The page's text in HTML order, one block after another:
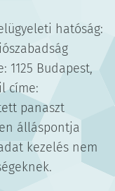
hatóság:
1125 Budapest,
címe:
panaszt
álláspontja
kezelés nem